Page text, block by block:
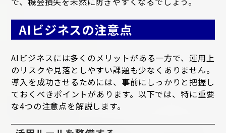
AIビジネスの注意点
AIビジネスには多くのメリットがある一方で、運用上
のリスクや見落としやすい課題も少なくありません。
導入を成功させるためには、事前にしっかりと把握し
ておくべきポイントがあります。以下では、特に重要
な4つの注意点を解説します。